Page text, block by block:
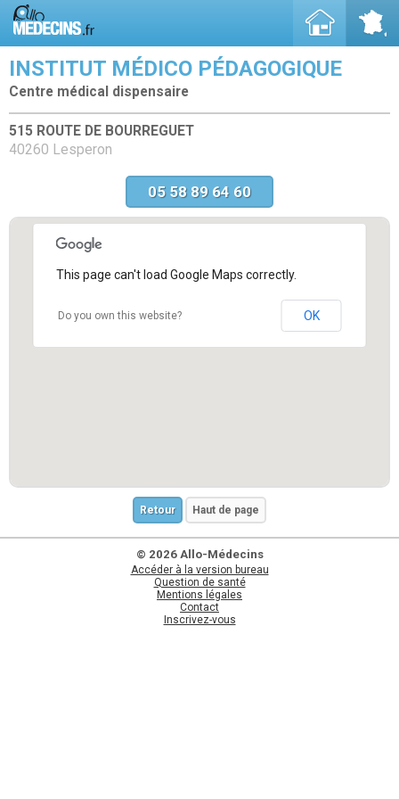
INSTITUT MÉDICO PÉDAGOGIQUE
Centre médical dispensaire
515 ROUTE DE BOURREGUET
40260 Lesperon
05 58 89 64 60
This page can't load Google Maps correctly.
Do you own this website? OK
Retour Haut de page
© 2026 Allo-Médecins
Accéder à la version bureau
Question de santé
Mentions légales
Contact
Inscrivez-vous